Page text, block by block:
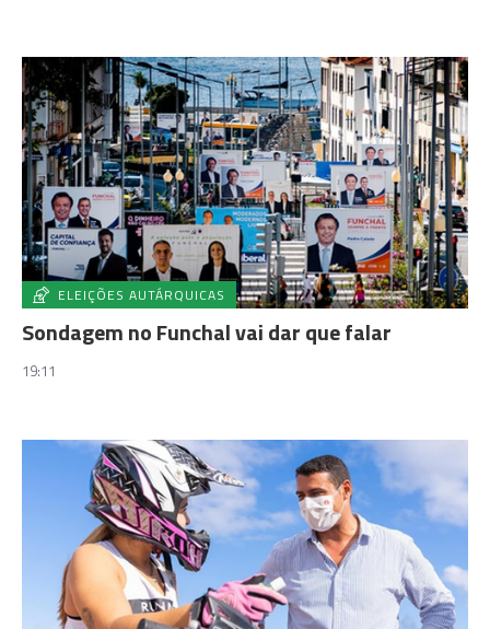
ELEIÇÕES AUTÁRQUICAS
Sondagem no Funchal vai dar que falar
19:11